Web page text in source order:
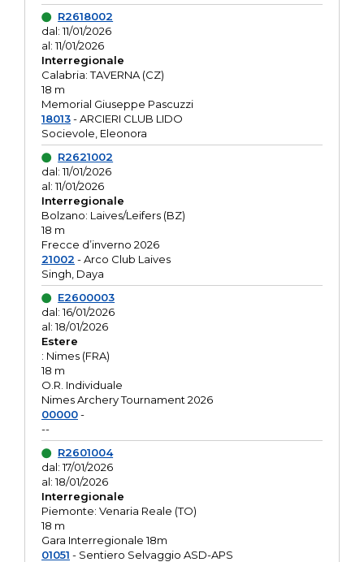
R2618002
dal: 11/01/2026
al: 11/01/2026
Interregionale
Calabria: TAVERNA (CZ)
18 m
Memorial Giuseppe Pascuzzi
18013- ARCIERI CLUB LIDO
Socievole, Eleonora
R2621002
dal: 11/01/2026
al: 11/01/2026
Interregionale
Bolzano: Laives/Leifers (BZ)
18 m
Frecce d’inverno 2026
21002 - Arco Club Laives
Singh, Daya
E2600003
dal: 16/01/2026
al: 18/01/2026
Estere
: Nimes (FRA)
18 m
O.R. Individuale
Nimes Archery Tournament 2026
00000-
--
R2601004
dal: 17/01/2026
al: 18/01/2026
Interregionale
Piemonte: Venaria Reale (TO)
18 m
Gara Interregionale 18m
01051 - Sentiero Selvaggio ASD-APS